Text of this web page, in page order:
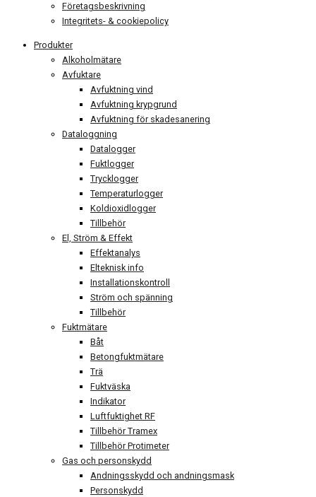
Företagsbeskrivning
Integritets- & cookiepolicy
Produkter
Alkoholmätare
Avfuktare
Avfuktning vind
Avfuktning krypgrund
Avfuktning för skadesanering
Dataloggning
Datalogger
Fuktlogger
Trycklogger
Temperaturlogger
Koldioxidlogger
Tillbehör
El, Ström & Effekt
Effektanalys
Elteknisk info
Installationskontroll
Ström och spänning
Tillbehör
Fuktmätare
Båt
Betongfuktmätare
Trä
Fuktväska
Indikator
Luftfuktighet RF
Tillbehör Tramex
Tillbehör Protimeter
Gas och personskydd
Andningsskydd och andningsmask
Personskydd